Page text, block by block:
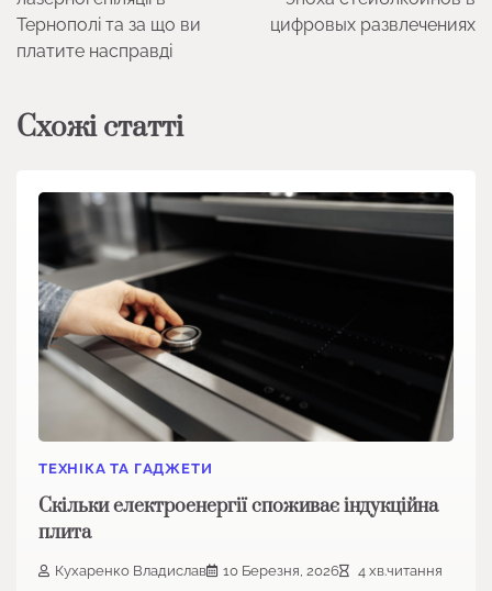
Тернополі та за що ви
платите насправді
цифровых развлечениях
Схожі статті
ТЕХНІКА ТА ГАДЖЕТИ
Скільки електроенергії споживає індукційна
плита
Кухаренко Владислав 10 Березня, 2026 4 хв.читання